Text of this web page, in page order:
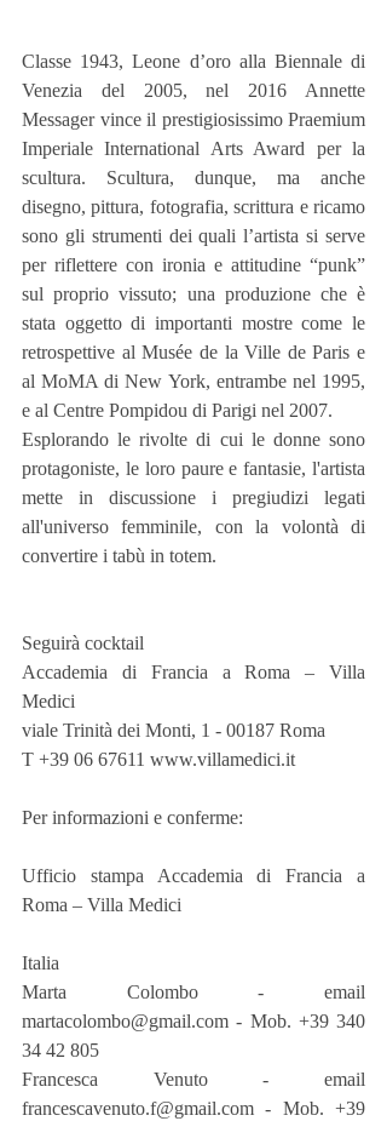
Classe 1943, Leone d’oro alla Biennale di
Venezia del 2005, nel 2016 Annette
Messager vince il prestigiosissimo Praemium
Imperiale International Arts Award per la
scultura. Scultura, dunque, ma anche
disegno, pittura, fotografia, scrittura e ricamo
sono gli strumenti dei quali l’artista si serve
per riflettere con ironia e attitudine “punk”
sul proprio vissuto; una produzione che è
stata oggetto di importanti mostre come le
retrospettive al Musée de la Ville de Paris e
al MoMA di New York, entrambe nel 1995,
e al Centre Pompidou di Parigi nel 2007.
Esplorando le rivolte di cui le donne sono
protagoniste, le loro paure e fantasie, l'artista
mette in discussione i pregiudizi legati
all'universo femminile, con la volontà di
convertire i tabù in totem.
Seguirà cocktail
Accademia di Francia a Roma – Villa
Medici
viale Trinità dei Monti, 1 - 00187 Roma
T +39 06 67611 www.villamedici.it
Per informazioni e conferme:
Ufficio stampa Accademia di Francia a
Roma – Villa Medici
Italia
Marta Colombo - email
martacolombo@gmail.com - Mob. +39 340
34 42 805
Francesca Venuto - email
francescavenuto.f@gmail.com - Mob. +39